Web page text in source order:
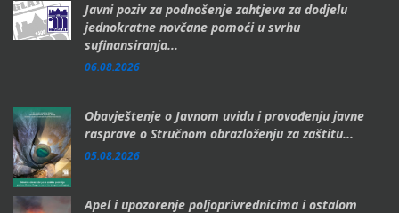
Javni poziv za podnošenje zahtjeva za dodjelu
jednokratne novčane pomoći u svrhu
sufinansiranja...
06.08.2026
Obavještenje o Javnom uvidu i provođenju javne
rasprave o Stručnom obrazloženju za zaštitu...
05.08.2026
Apel i upozorenje poljoprivrednicima i ostalom